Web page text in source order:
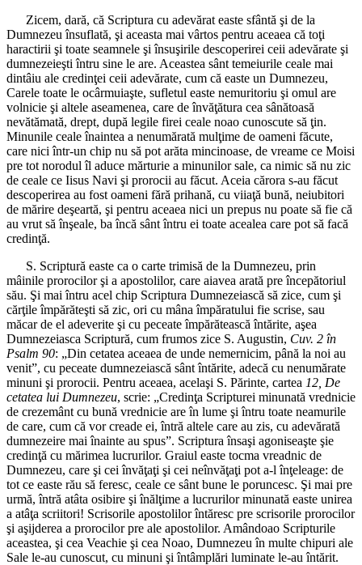
Zicem, dară, că Scriptura cu adevărat easte sfântă şi de la
Dumnezeu însuflată, şi aceasta mai vârtos pentru aceaea că toţi
haractirii şi toate seamnele şi însuşirile descoperirei ceii adevărate şi
dumnezeieşti întru sine le are. Aceastea sânt temeiurile ceale mai
dintâiu ale credinţei ceii adevărate, cum că easte un Dumnezeu,
Carele toate le ocârmuiaşte, sufletul easte nemuritoriu şi omul are
volnicie şi altele aseamenea, care de învăţătura cea sânătoasă
nevătămată, drept, după legile firei ceale noao cunoscute să ţin.
Minunile ceale înaintea a nenumărată mulţime de oameni făcute,
care nici într-un chip nu să pot arăta mincinoase, de vreame ce Moisi
pre tot norodul îl aduce mărturie a minunilor sale, ca nimic să nu zic
de ceale ce Iisus Navi şi prorocii au făcut. Aceia cărora s-au făcut
descoperirea au fost oameni fără prihană, cu viiaţă bună, neiubitori
de mărire deşeartă, şi pentru aceaea nici un prepus nu poate să fie că
au vrut să înşeale, ba încă sânt întru ei toate acealea care pot să facă
credinţă.
S. Scriptură easte ca o carte trimisă de la Dumnezeu, prin
mâinile prorocilor şi a apostolilor, care aiavea arată pre începătoriul
său. Şi mai întru acel chip Scriptura Dumnezeiască să zice, cum şi
cărţile împărăteşti să zic, ori cu mâna împăratului fie scrise, sau
măcar de el adeverite şi cu peceate împărătească întărite, aşea
Dumnezeiasca Scriptură, cum frumos zice S. Augustin, Cuv. 2 în
Psalm 90: „Din cetatea aceaea de unde nemernicim, până la noi au
venit”, cu peceate dumnezeiască sânt întărite, adecă cu nenumărate
minuni şi prorocii. Pentru aceaea, acelaşi S. Părinte, cartea 12, De
cetatea lui Dumnezeu, scrie: „Credinţa Scripturei minunată vrednicie
de crezemânt cu bună vrednicie are în lume şi întru toate neamurile
de care, cum că vor creade ei, întră altele care au zis, cu adevărată
dumnezeire mai înainte au spus”. Scriptura însaşi agoniseaşte şie
credinţă cu mărimea lucrurilor. Graiul easte tocma vreadnic de
Dumnezeu, care şi cei învăţaţi şi cei neînvăţaţi pot a-l înţeleage: de
tot ce easte rău să feresc, ceale ce sânt bune le poruncesc. Şi mai pre
urmă, întră atâta osibire şi înălţime a lucrurilor minunată easte unirea
a atâţa scriitori! Scrisorile apostolilor întăresc pre scrisorile prorocilor
şi aşijderea a prorocilor pre ale apostolilor. Amândoao Scripturile
aceastea, şi cea Veachie şi cea Noao, Dumnezeu în multe chipuri ale
Sale le-au cunoscut, cu minuni şi întâmplări luminate le-au întărit.